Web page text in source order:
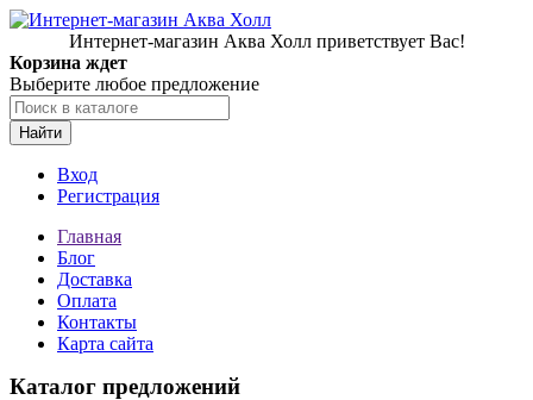
Интернет-магазин Аква Холл приветствует Вас!
Корзина ждет
Выберите любое предложение
Найти
Вход
Регистрация
Главная
Блог
Доставка
Оплата
Контакты
Карта сайта
Каталог предложений